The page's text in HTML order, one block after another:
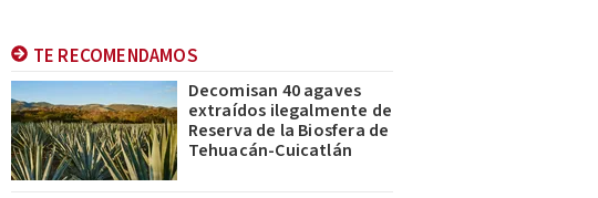
TE RECOMENDAMOS
Decomisan 40 agaves
extraídos ilegalmente de
Reserva de la Biosfera de
Tehuacán-Cuicatlán